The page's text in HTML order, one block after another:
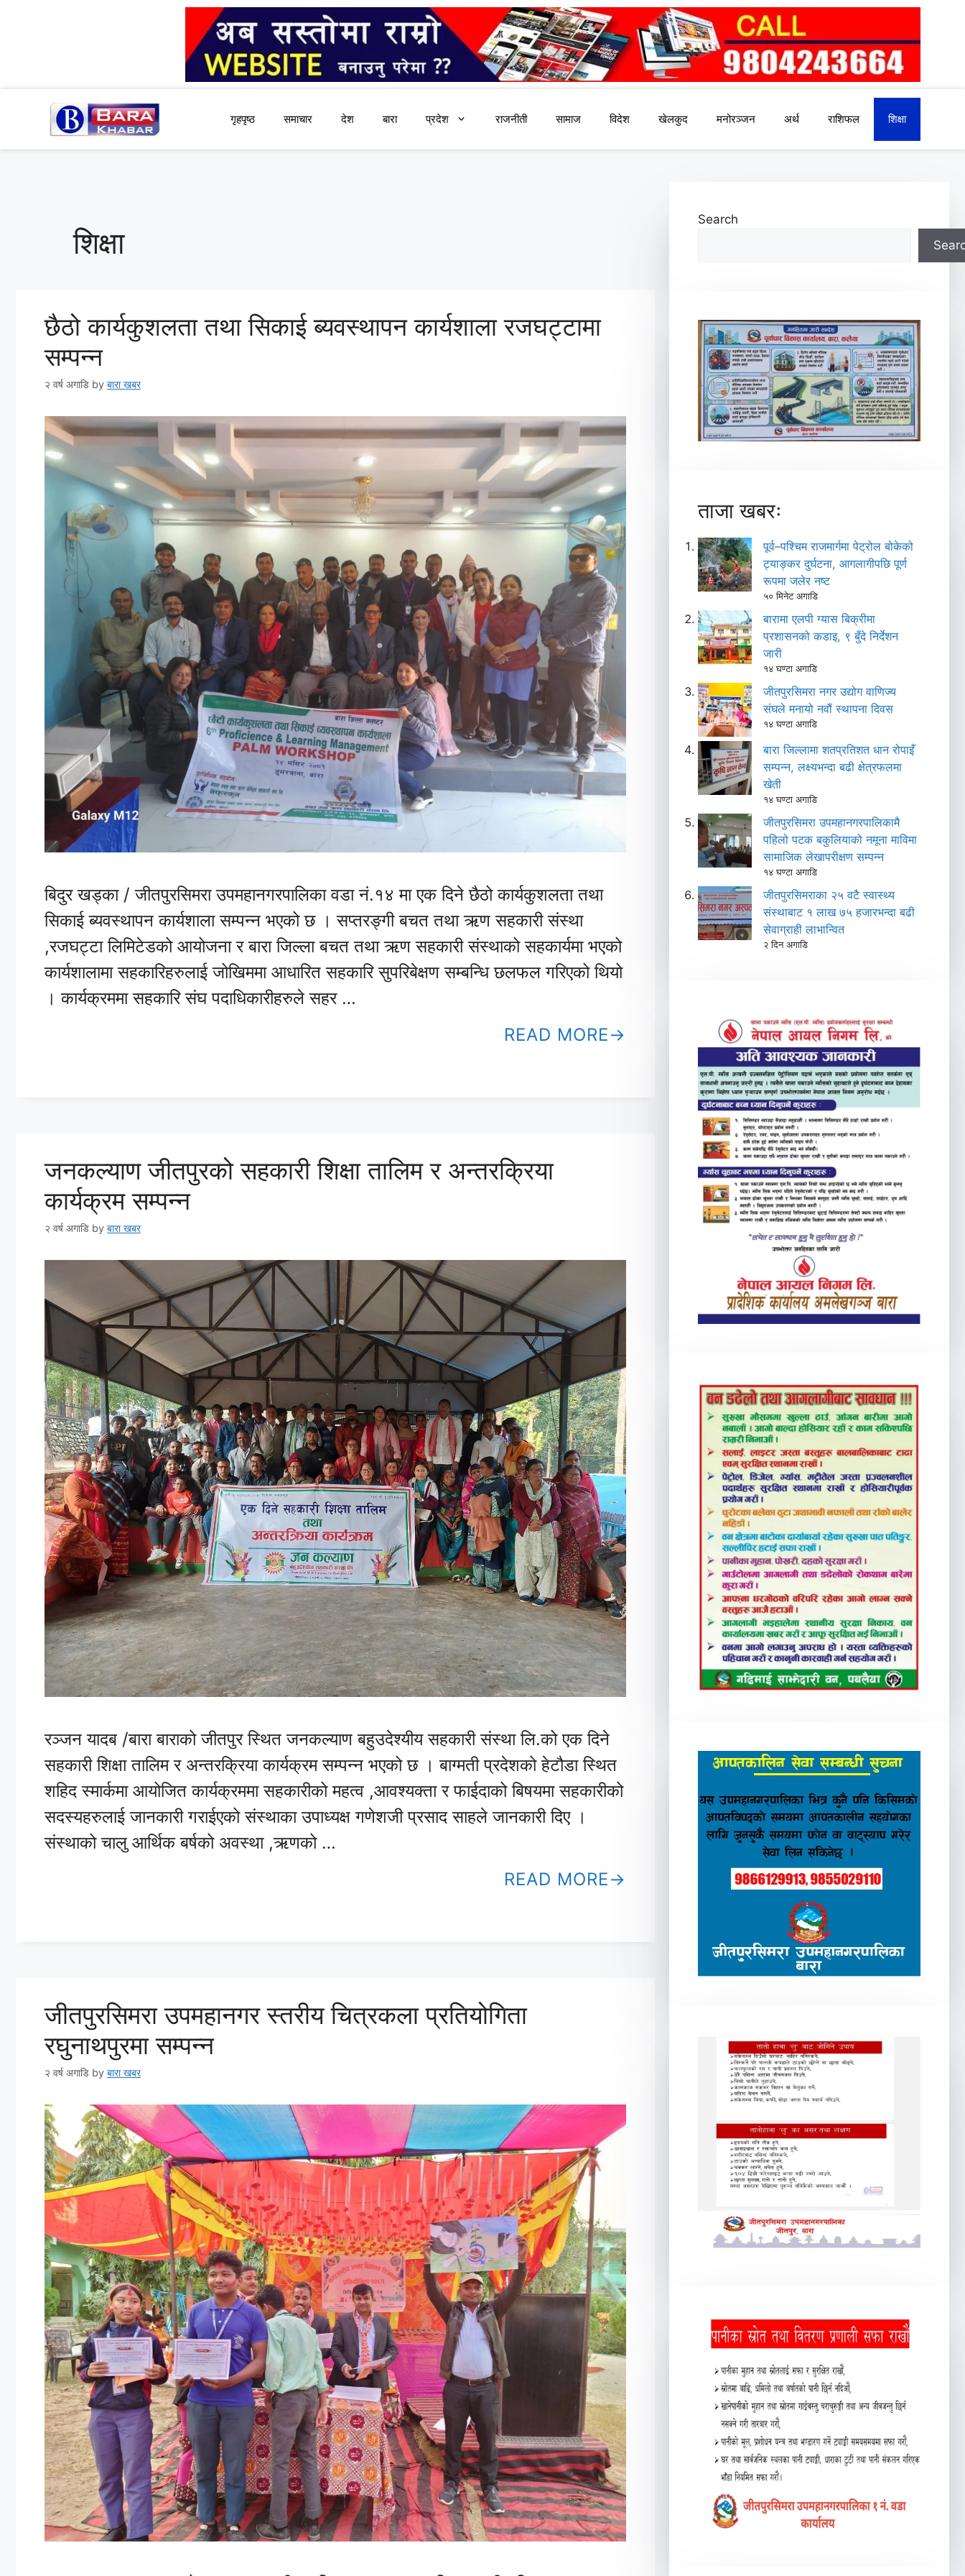
गृहपृष्ठ समाचार देश बारा प्रदेश राजनीती सामाज विदेश खेलकुद मनोरञ्जन अर्थ राशिफल शिक्षा
शिक्षा
छैठो कार्यकुशलता तथा सिकाई ब्यवस्थापन कार्यशाला रजघट्टामा
सम्पन्न
२ वर्ष अगाडि by बारा खबर
बिदुर खड्का / जीतपुरसिमरा उपमहानगरपालिका वडा नं.१४ मा एक दिने छैठो कार्यकुशलता तथा
सिकाई ब्यवस्थापन कार्यशाला सम्पन्न भएको छ । सप्तरङ्गी बचत तथा ऋण सहकारी संस्था
,रजघट्टा लिमिटेडको आयोजना र बारा जिल्ला बचत तथा ऋण सहकारी संस्थाको सहकार्यमा भएको
कार्यशालामा सहकारिहरुलाई जोखिममा आधारित सहकारि सुपरिबेक्षण सम्बन्धि छलफल गरिएको थियो
। कार्यक्रममा सहकारि संघ पदाधिकारीहरुले सहर …
READ MORE
जनकल्याण जीतपुरको सहकारी शिक्षा तालिम र अन्तरक्रिया
कार्यक्रम सम्पन्न
२ वर्ष अगाडि by बारा खबर
रञ्जन यादब /बारा बाराको जीतपुर स्थित जनकल्याण बहुउदेश्यीय सहकारी संस्था लि.को एक दिने
सहकारी शिक्षा तालिम र अन्तरक्रिया कार्यक्रम सम्पन्न भएको छ । बाग्मती प्रदेशको हेटौडा स्थित
शहिद स्मार्कमा आयोजित कार्यक्रममा सहकारीको महत्व ,आवश्यक्ता र फाईदाको बिषयमा सहकारीको
सदस्यहरुलाई जानकारी गराईएको संस्थाका उपाध्यक्ष गणेशजी प्रसाद साहले जानकारी दिए ।
संस्थाको चालु आर्थिक बर्षको अवस्था ,ऋणको …
READ MORE
जीतपुरसिमरा उपमहानगर स्तरीय चित्रकला प्रतियोगिता
रघुनाथपुरमा सम्पन्न
२ वर्ष अगाडि by बारा खबर
Search
ताजा खबरः
पूर्व–पश्चिम राजमार्गमा पेट्रोल बोकेको
ट्याङ्कर दुर्घटना, आगलागीपछि पूर्ण
रूपमा जलेर नष्ट
५० मिनेट अगाडि
बारामा एलपी ग्यास बिक्रीमा
प्रशासनको कडाइ, ९ बुँदे निर्देशन
जारी
१४ घण्टा अगाडि
जीतपुरसिमरा नगर उद्योग वाणिज्य
संघले मनायो नवौं स्थापना दिवस
१४ घण्टा अगाडि
बारा जिल्लामा शतप्रतिशत धान रोपाइँ
सम्पन्न, लक्ष्यभन्दा बढी क्षेत्रफलमा
खेती
१४ घण्टा अगाडि
जीतपुरसिमरा उपमहानगरपालिकामै
पहिलो पटक बकुलियाको नमूना माविमा
सामाजिक लेखापरीक्षण सम्पन्न
१४ घण्टा अगाडि
जीतपुरसिमराका २५ वटै स्वास्थ्य
संस्थाबाट १ लाख ७५ हजारभन्दा बढी
सेवाग्राही लाभान्वित
२ दिन अगाडि